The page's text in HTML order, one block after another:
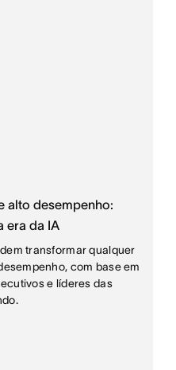
alto desempenho:
era da IA
transformar qualquer
com base em
e líderes das